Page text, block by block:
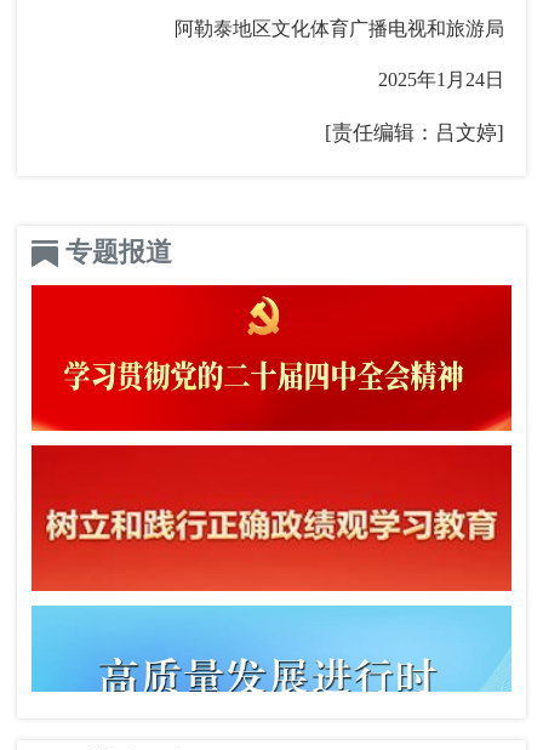
阿勒泰地区文化体育广播电视和旅游局
2025年1月24日
[责任编辑：吕文婷]
专题报道